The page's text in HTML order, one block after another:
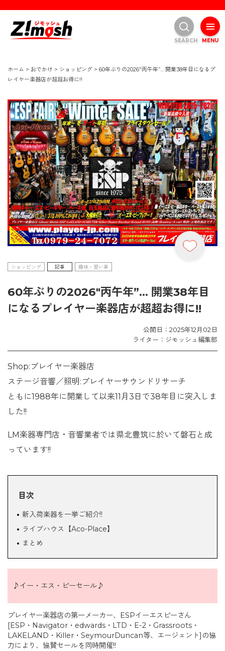
ホーム > おでかけ > ショッピング > 60年ぶりの2026″丙午年”… 開業38年目になるプ
レイヤー楽器店が超超お得に!!
ショッピング 記事 趣味・習い事
60年ぶりの2026″丙午年”… 開業38年目
になるプレイヤー楽器店が超超お得に!!
公開日：2025年12月02日
ライター：ジモッシュ編集部
Shop:プレイヤー楽器店
ステージ音響／照明:プレイヤーサウンドリサーチ
ともに1988年に開業して以来11月3日で38年目に突入しま
した!!
LM楽器専門店・音響業者では県北豊筑に於いて磐石と成
っています!!
目次
新入荷楽器を一挙ご紹介!!
ライブハウス【Aco-Place】
まとめ
♪イー・エス・ピーセール♪
プレイヤー楽器店の第一メーカー、ESPイーエスピーさん
[ESP・Navigator・edwards・LTD・E-2・Grassroots・
LAKELAND・Killer・SeymourDuncan等、エージェント]の協
力により、協賛セールを同時開催!!
MENU
SEARCH